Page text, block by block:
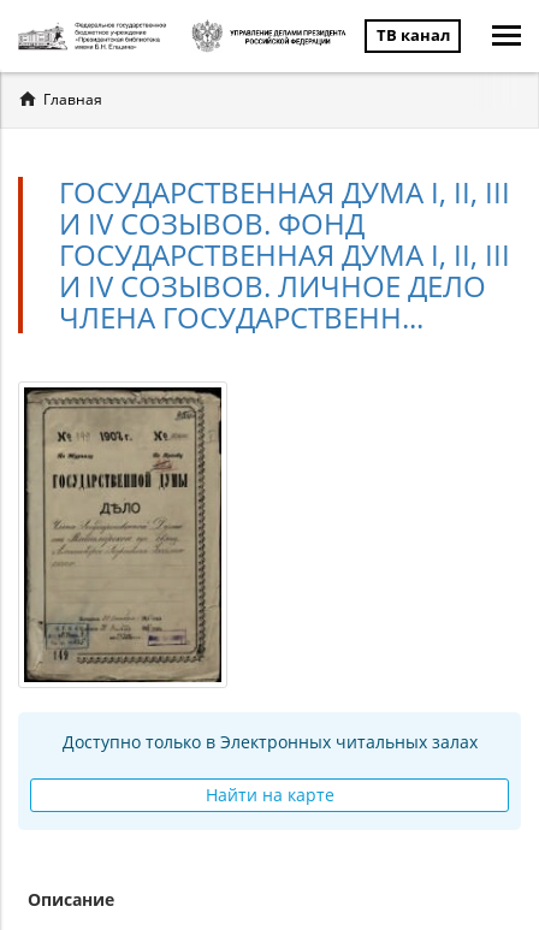
ТВ канал
Вы
здесь
Главная
ГОСУДАРСТВЕННАЯ ДУМА I, II, III
И IV СОЗЫВОВ. ФОНД
ГОСУДАРСТВЕННАЯ ДУМА I, II, III
И IV СОЗЫВОВ. ЛИЧНОЕ ДЕЛО
ЧЛЕНА ГОСУДАРСТВЕНН...
Доступно только в Электронных читальных залах
Найти на карте
Описание